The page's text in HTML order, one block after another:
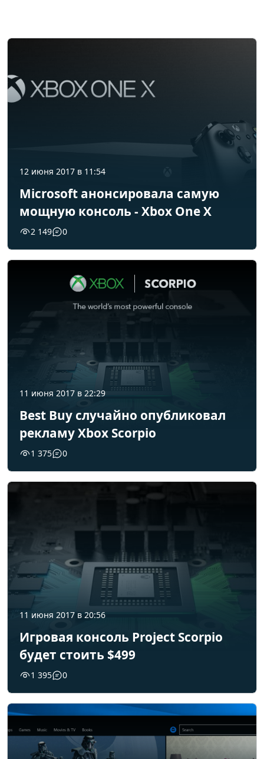
12 июня 2017 в 11:54
Microsoft анонсировала самую
мощную консоль - Xbox One X
2 149 0
11 июня 2017 в 22:29
Best Buy случайно опубликовал
рекламу Xbox Scorpio
1 375 0
11 июня 2017 в 20:56
Игровая консоль Project Scorpio
будет стоить $499
1 395 0